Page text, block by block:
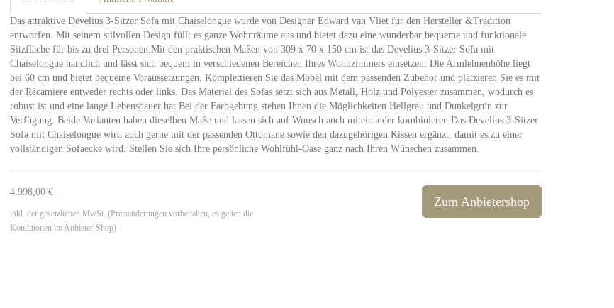
Das attraktive Develius 3-Sitzer Sofa mit Chaiselongue wurde von Designer Edward van Vliet für den Hersteller &Tradition
entworfen. Mit seinem stilvollen Design füllt es ganze Wohnräume aus und bietet dazu eine wunderbar bequeme und funktionale
Sitzfläche für bis zu drei Personen.Mit den praktischen Maßen von 309 x 70 x 150 cm ist das Develius 3-Sitzer Sofa mit
Chaiselongue handlich und lässt sich bequem in verschiedenen Bereichen Ihres Wohnzimmers einsetzen. Die Armlehnenhöhe liegt
bei 60 cm und bietet bequeme Voraussetzungen. Komplettieren Sie das Möbel mit dem passenden Zubehör und platzieren Sie es mit
der Récamiere entweder rechts oder links. Das Material des Sofas setzt sich aus Metall, Holz und Polyester zusammen, wodurch es
robust ist und eine lange Lebensdauer hat.Bei der Farbgebung stehen Ihnen die Möglichkeiten Hellgrau und Dunkelgrün zur
Verfügung. Beide Varianten haben dieselben Maße und lassen sich auf Wunsch auch miteinander kombinieren.Das Develius 3-Sitzer
Sofa mit Chaiselongue wird auch gerne mit der passenden Ottomane sowie den dazugehörigen Kissen ergänzt, damit es zu einer
vollständigen Sofaecke wird. Stellen Sie sich Ihre persönliche Wohlfühl-Oase ganz nach Ihren Wünschen zusammen.
4.998,00 €
inkl. der gesetzlichen MwSt. (Preisänderungen vorbehalten, es gelten die
Konditionen im Anbieter-Shop)
Zum Anbietershop